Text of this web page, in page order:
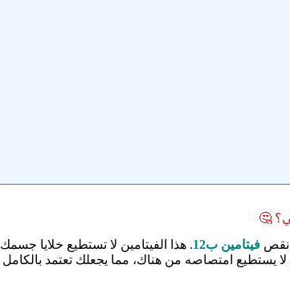
🤔
نقص فيتامين ب12
. هذا الفيتامين لا تستطيع خلايا جسمك
لا يستطيع امتصاصه من هناك، مما يجعلك تعتمد بالكامل